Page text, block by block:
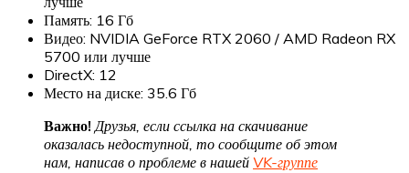
Память: 16 Гб
Видео: NVIDIA GeForce RTX 2060 / AMD Radeon RX
5700 или лучше
DirectX: 12
Место на диске: 35.6 Гб
Важно!Друзья, если ссылка на скачивание
оказалась недоступной, то сообщите об этом
нам, написав о проблеме в нашей VK-группе